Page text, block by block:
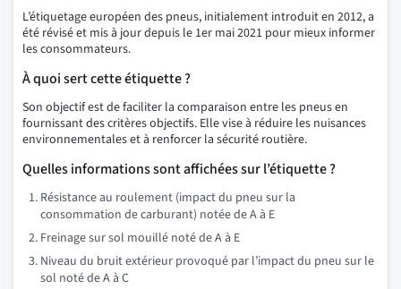
L’étiquetage européen des pneus, initialement introduit en 2012, a
été révisé et mis à jour depuis le 1er mai 2021 pour mieux informer
les consommateurs.
À quoi sert cette étiquette ?
Son objectif est de faciliter la comparaison entre les pneus en
fournissant des critères objectifs. Elle vise à réduire les nuisances
environnementales et à renforcer la sécurité routière.
Quelles informations sont affichées sur l’étiquette ?
Résistance au roulement (impact du pneu sur la
consommation de carburant) notée de A à E
Freinage sur sol mouillé noté de A à E
Niveau du bruit extérieur provoqué par l’impact du pneu sur le
sol noté de A à C